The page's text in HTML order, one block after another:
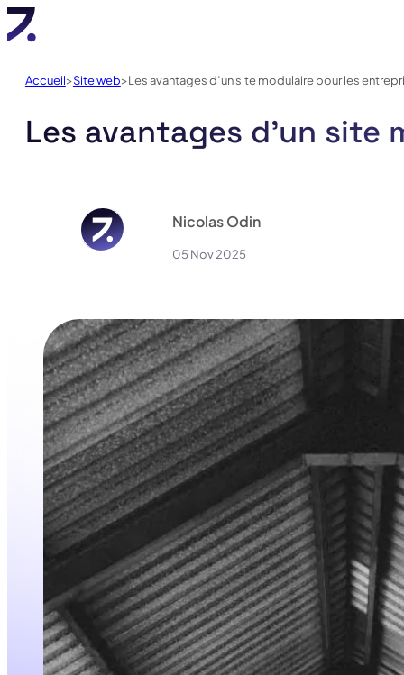
Les avantages d’un site
Accueil Site web Les avantages d’un site modulaire pour les
Nicolas Odin
05 Nov 2025